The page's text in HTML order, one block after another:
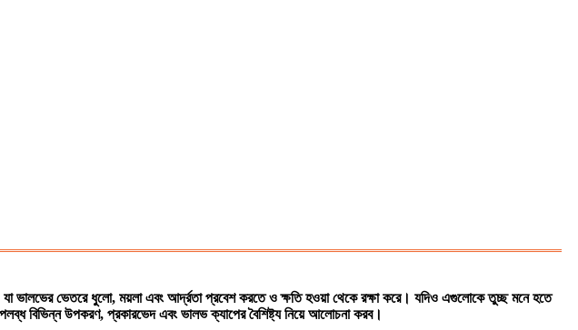
ভালভের ভেতরে ধুলো, ময়লা এবং আর্দ্রতা প্রবেশ করতে ও ক্ষতি হওয়া থেকে রক্ষা করে। যদিও এগুলোকে তুচ্ছ মনে হতে
বিভিন্ন উপকরণ, প্রকারভেদ এবং ভালভ ক্যাপের বৈশিষ্ট্য নিয়ে আলোচনা করব।